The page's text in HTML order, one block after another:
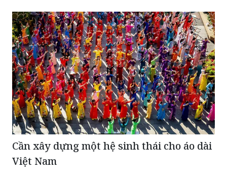
Cần xây dựng một hệ sinh thái cho áo dài
Việt Nam